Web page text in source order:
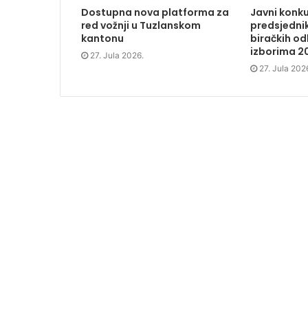
i
n
n
e
w
w
n
n
e
i
)
i
n
n
w
w
)
Dostupna nova platforma za
red vožnji u Tuzlanskom
kantonu
27. Jula 2026.
Javni
biračkih
izborima
27. Jula